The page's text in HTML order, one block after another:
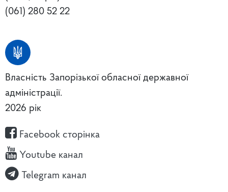
(061) 280 52 22
Власність Запорізької обласної державної
адміністрації.
2026 рік
Facebook сторінка
Youtube канал
Telegram канал